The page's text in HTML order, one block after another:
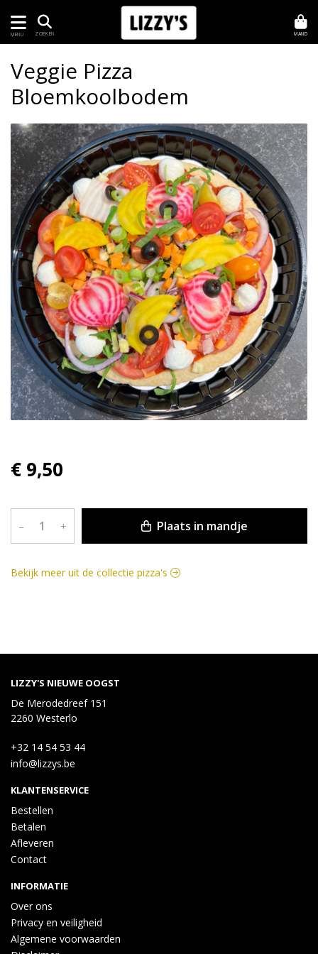
MENU ZOEKEN MAND
Veggie Pizza
Bloemkoolbodem
€ 9,50
– + Plaats in mandje
Bekijk meer uit de collectie pizza's
LIZZY'S NIEUWE OOGST
De Merodedreef 151
2260 Westerlo
+32 14 54 53 44
info@lizzys.be
KLANTENSERVICE
Bestellen
Betalen
Afleveren
Contact
INFORMATIE
Over ons
Privacy en veiligheid
Algemene voorwaarden